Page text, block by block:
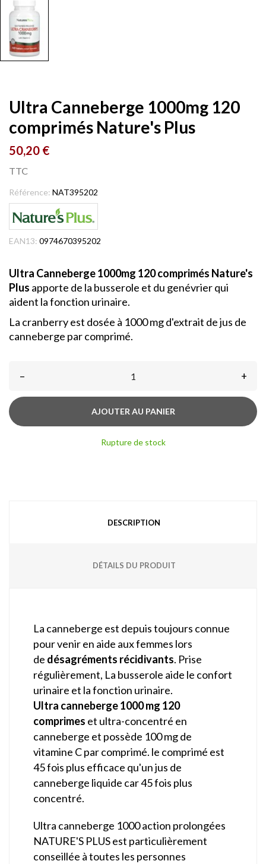
Ultra Canneberge 1000mg 120
comprimés Nature's Plus
50,20 €
TTC
Référence: NAT395202
EAN13: 0974670395202
Ultra Canneberge 1000mg 120 comprimés Nature's
Plus apporte de la busserole et du genévrier qui
aident la fonction urinaire.
La cranberry est dosée à 1000 mg d'extrait de jus de
canneberge par comprimé.
– +
AJOUTER AU PANIER
Rupture de stock
DESCRIPTION
DÉTAILS DU PRODUIT
La canneberge est depuis toujours connue
pour venir en aide aux femmes lors
de désagréments récidivants. Prise
régulièrement, La busserole aide le confort
urinaire et la fonction urinaire.
Ultra canneberge 1000 mg 120
comprimes et ultra-concentré en
canneberge et possède 100 mg de
vitamine C par comprimé. le comprimé est
45 fois plus efficace qu'un jus de
canneberge liquide car 45 fois plus
concentré.
Ultra canneberge 1000 action prolongées
NATURE'S PLUS est particulièrement
conseillée à toutes les personnes